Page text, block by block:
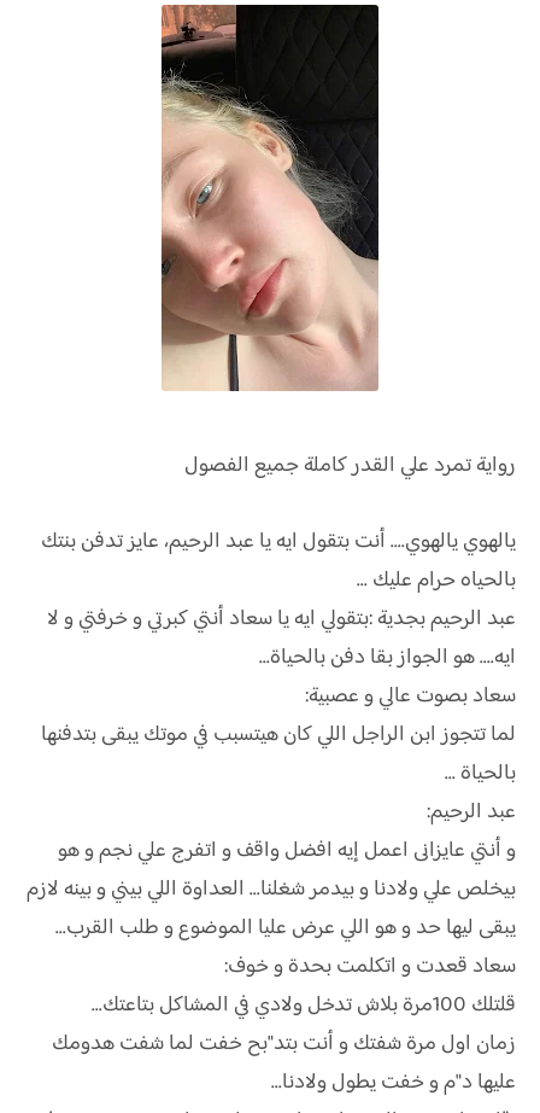
روايةتمرد علي القدر كاملة جميع الفصول
يالهوي يالهوي.... أنت بتقول ايه يا عبد الرحيم، عايز تدفن بنتك
بالحياه حرام عليك ...
عبد الرحيم بجدية :بتقولي ايه يا سعاد أنتي كبرتي و خرفتي و لا
ايه.... هو الجواز بقا دفن بالحياة...
سعاد بصوت عالي و عصبية:
لما تتجوز ابن الراجل اللي كان هيتسبب في موتك يبقى بتدفنها
بالحياة ...
عبد الرحيم:
و أنتي عايزانى اعمل إيه افضل واقف و اتفرج علي نجم و هو
بيخلص علي ولادنا و بيدمر شغلنا... العداوة اللي بيني و بينه لازم
يبقى ليها حد و هو اللي عرض عليا الموضوع و طلب القرب...
سعاد قعدت و اتكلمت بحدة و خوف:
قلتلك 100مرة بلاش تدخل ولادي في المشاكل بتاعتك...
زمان اول مرة شفتك و أنت بتد"بح خفت لما شفت هدومك
عليها د"م و خفت يطول ولادنا...